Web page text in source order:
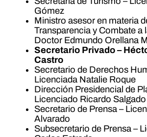
Gómez
Ministro asesor en materia
Transparencia y Combate a
Doctor Edmundo Orellana
Secretario Privado –
Castro
Secretario de Derechos
Licenciada Natalie Roque
Dirección Presidencial de
Licenciado Ricardo Salgado
Secretario de Prensa –
Alvarado
Subsecretario de Prensa –